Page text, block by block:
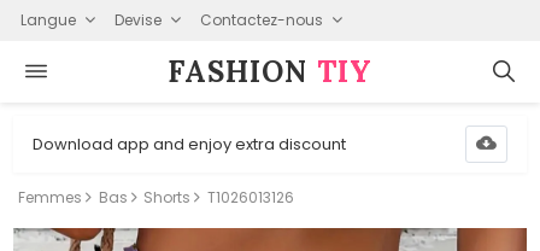
Langue Devise Contactez-nous
FASHION⁠ TIY
Download app and enjoy extra discount
Femmes Bas Shorts T1026013126